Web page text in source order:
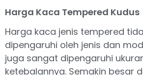
Harga Kaca Tempered Kudus
Harga kaca jenis tempered
dipengaruhi oleh jenis dan
juga sangat dipengaruhi
ketebalannya. Semakin besar